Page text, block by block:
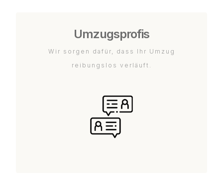
Umzugsprofis
Wir sorgen dafür, dass Ihr Umzug
reibungslos verläuft.